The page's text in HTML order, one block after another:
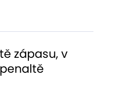
zápasu, v